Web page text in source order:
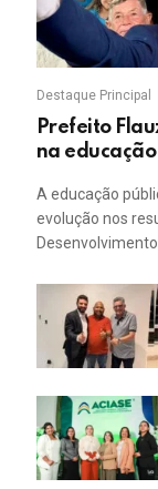
Destaque Principal
Prefeito
na
Itabela
A educação
evolução nos